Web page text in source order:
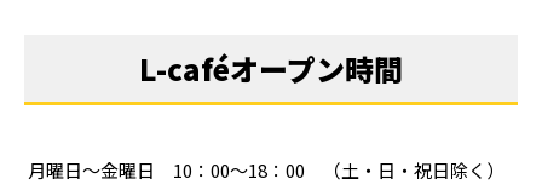
L-caféオープン時間
月曜日～金曜日 10：00～18：00 （土・日・祝日除く）